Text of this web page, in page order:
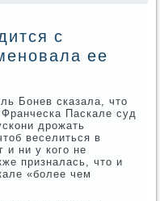
с
ее
Бонев сказала, что
Паскале суд
дрожать
веселиться в
и ни у кого не
призналась, что и
«более чем